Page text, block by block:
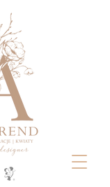
ANNA KARA, PO PROSTU,
SUKIEN ŚLUBNYCH, Flotystka, najbardziej
w gdańśku
Gdynia, Trójmiasto.Od 20 lat tworzymy śluby z duszą